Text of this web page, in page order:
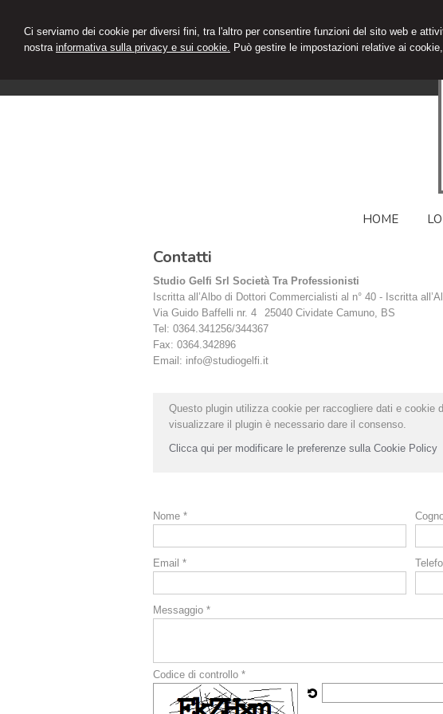
Ci serviamo dei cookie per diversi fini, tra l'altro per consentire funzioni del sito web e
nostra informativa sulla privacy e sui cookie. Può gestire le impostazioni relative ai
HOME
Contatti
Studio Gelfi Srl Società Tra Professionisti
Iscritta all’Albo di Dottori Commercialisti al n° 40 - Iscritta
Via Guido Baffelli nr. 4
25040 Cividate Camuno, BS
Tel: 0364.341256/344367
Fax: 0364.342896
Email: info@studiogelfi.it
Questo plugin utilizza cookie per raccogliere dati e cookie
visualizzare il plugin è necessario dare il consenso.
Clicca qui per modificare le preferenze sulla Cookie Policy
Nome *
Email *
Messaggio *
Codice di controllo *